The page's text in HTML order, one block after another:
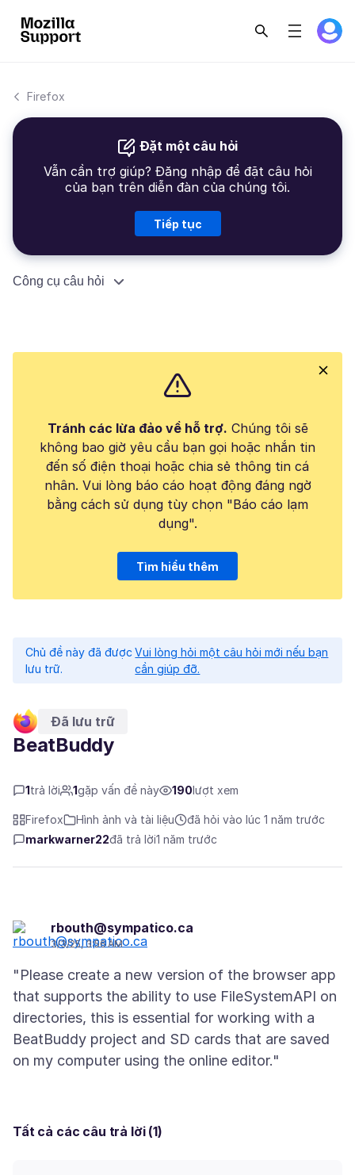
Firefox
Đặt một câu hỏi
Vẫn cần trợ giúp? Đăng nhập để đặt câu hỏi
của bạn trên diễn đàn của chúng tôi.
Tiếp tục
Công cụ câu hỏi
Tránh các lừa đảo về hỗ trợ. Chúng tôi sẽ
không bao giờ yêu cầu bạn gọi hoặc nhắn tin
đến số điện thoại hoặc chia sẻ thông tin cá
nhân. Vui lòng báo cáo hoạt động đáng ngờ
bằng cách sử dụng tùy chọn "Báo cáo lạm
dụng".
Tìm hiểu thêm
Chủ đề này đã được
lưu trữ.
Vui lòng hỏi một câu hỏi mới nếu bạn
cần giúp đỡ.
Đã lưu trữ
BeatBuddy
1trả lời 1gặp vấn đề này 190lượt xem
Firefox Hình ảnh và tài liệu
đã hỏi vào lúc 1 năm trước
markwarner22đã trả lời1 năm trước
rbouth@sympatico.ca
3/3/25, 3:56 AM
"Please create a new version of the browser app
that supports the ability to use FileSystemAPI on
directories, this is essential for working with a
BeatBuddy project and SD cards that are saved
Tất cả các câu trả lời (1)